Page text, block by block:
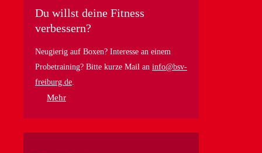
Du willst deine Fitness
verbessern?
Neugierig auf Boxen? Interesse an einem
Probetraining? Bitte kurze Mail an info@bsv-
freiburg.de
Mehr